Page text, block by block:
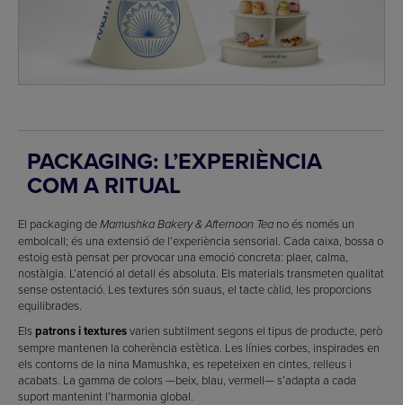
PACKAGING: L’EXPERIÈNCIA
COM A RITUAL
El packaging deMamushka Bakery & Afternoon Tea no és només un
embolcall; és una extensió de l’experiència sensorial. Cada caixa, bossa o
estoig està pensat per provocar una emoció concreta: plaer, calma,
nostàlgia. L’atenció al detall és absoluta. Els materials transmeten qualitat
sense ostentació. Les textures són suaus, el tacte càlid, les proporcions
equilibrades.
Els patrons i texturesvarien subtilment segons el tipus de producte, però
sempre mantenen la coherència estètica. Les línies corbes, inspirades en
els contorns de la nina Mamushka, es repeteixen en cintes, relleus i
acabats. La gamma de colors —beix, blau, vermell— s’adapta a cada
suport mantenint l’harmonia global.